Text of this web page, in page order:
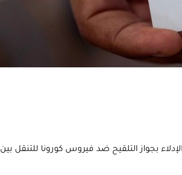
بجواز التلقيح ضد فيروس كورونا للتنقل بين